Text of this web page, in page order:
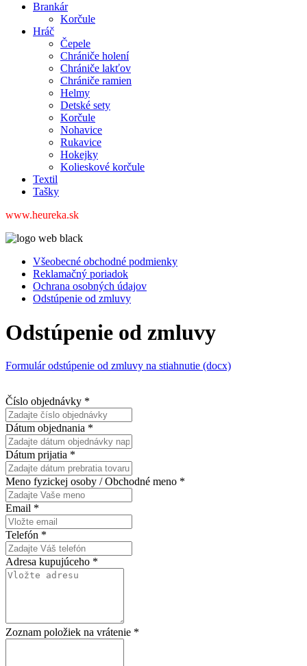
Brankár
Korčule
Hráč
Čepele
Chrániče holení
Chrániče lakťov
Chrániče ramien
Helmy
Detské sety
Korčule
Nohavice
Rukavice
Hokejky
Kolieskové korčule
Textil
Tašky
www.heureka.sk
Všeobecné obchodné podmienky
Reklamačný poriadok
Ochrana osobných údajov
Odstúpenie od zmluvy
Odstúpenie od zmluvy
Formulár odstúpenie od zmluvy na stiahnutie (docx)
Číslo objednávky *
Dátum objednania *
Dátum prijatia *
Meno fyzickej osoby / Obchodné meno *
Email *
Telefón *
Adresa kupujúceho *
Zoznam položiek na vrátenie *